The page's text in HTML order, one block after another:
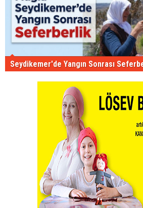
Seydikemer'de Yangın Sonrası